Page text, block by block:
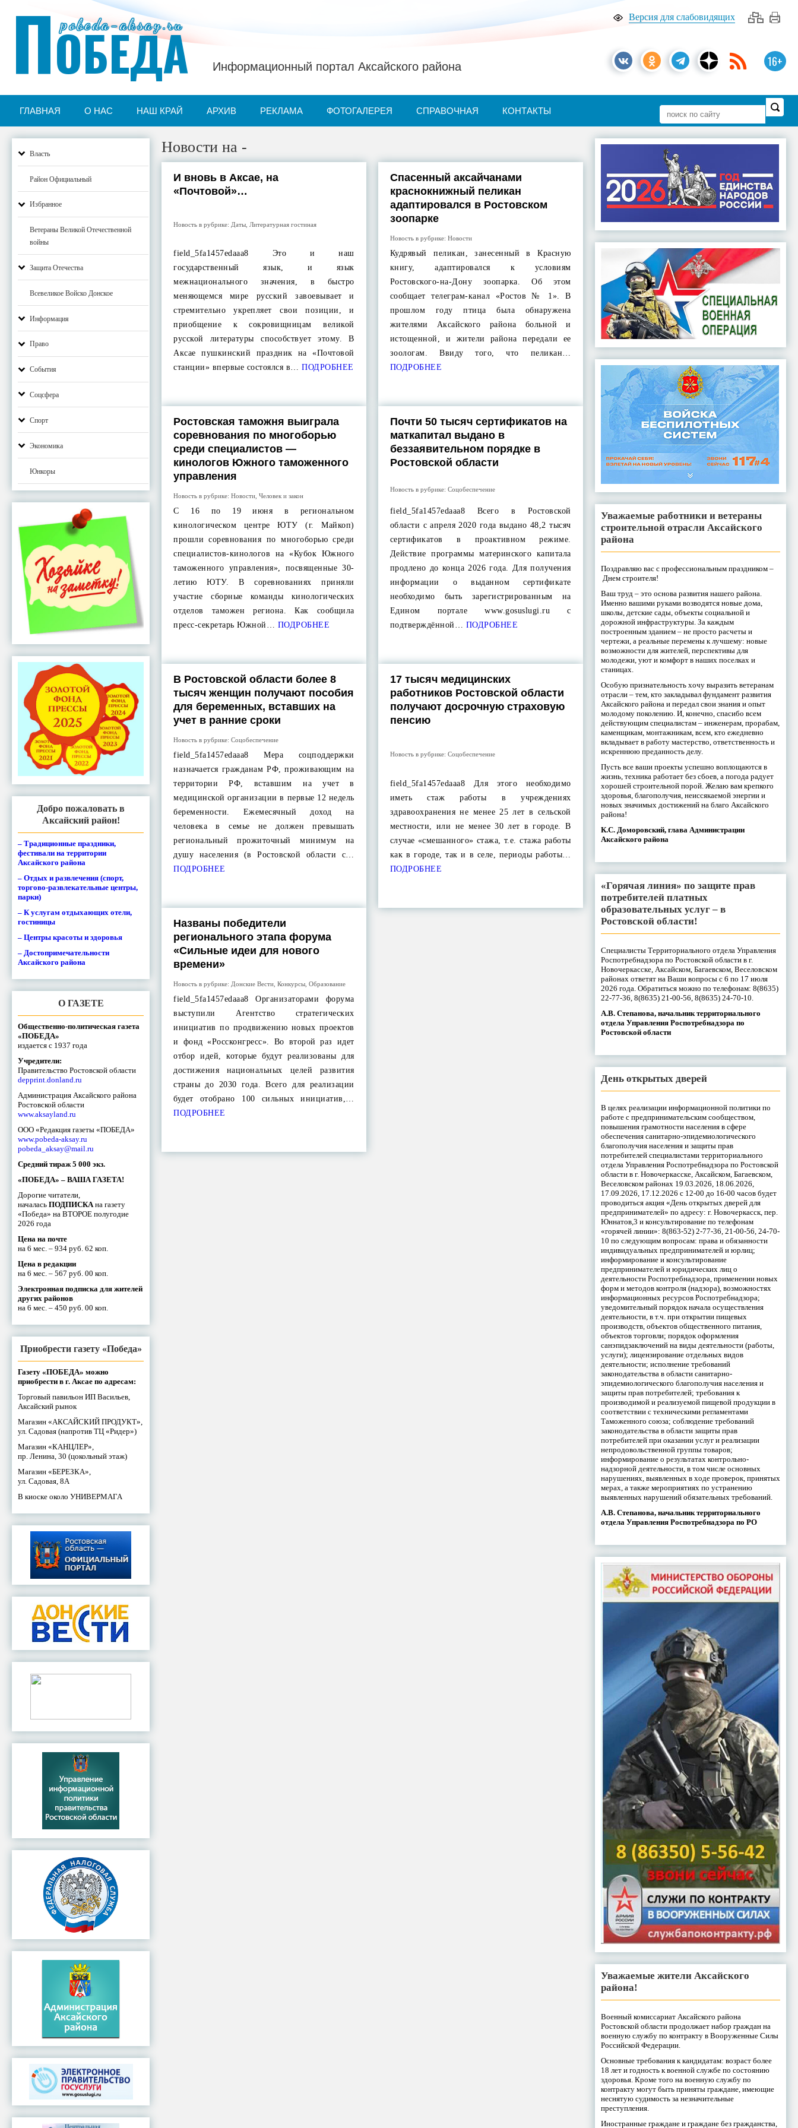
Версия для слабовидящих
16+
pobeda-aksay.ru
ПОБЕДА Информационный портал Аксайского района
ГЛАВНАЯ О НАС НАШ КРАЙ АРХИВ РЕКЛАМА ФОТОГАЛЕРЕЯ СПРАВОЧНАЯ КОНТАКТЫ
Власть
Район Официальный
Избранное
Ветераны Великой Отечественной
войны
Защита Отечества
Всевеликое Войско Донское
Информация
Право
События
Соцсфера
Спорт
Экономика
Юнкоры
Добро пожаловать в
Аксайский район!
– Традиционные праздники,
фестивали на территории
Аксайского района
– Отдых и развлечения (спорт,
торгово-развлекательные центры,
парки)
– К услугам отдыхающих отели,
гостиницы
– Центры красоты и здоровья
– Достопримечательности
Аксайского района
О ГАЗЕТЕ
Общественно-политическая газета
«ПОБЕДА»
издается с 1937 года
Учредители:
Правительство Ростовской области
depprint.donland.ru
Администрация Аксайского района
Ростовской области
www.aksayland.ru
ООО «Редакция газеты «ПОБЕДА»
www.pobeda-aksay.ru
pobeda_aksay@mail.ru
Средний тираж 5 000 экз.
«ПОБЕДА» – ВАША ГАЗЕТА!
Дорогие читатели,
началась ПОДПИСКА на газету
«Победа» на ВТОРОЕ полугодие
2026 года
Цена на почте
на 6 мес. – 934 руб. 62 коп.
Цена в редакции
на 6 мес. – 567 руб. 00 коп.
Электронная подписка для жителей
других районов
на 6 мес. – 450 руб. 00 коп.
Приобрести газету «Победа»
Газету «ПОБЕДА» можно
приобрести в г. Аксае по адресам:
Торговый павильон ИП Васильев,
Аксайский рынок
Магазин «АКСАЙСКИЙ ПРОДУКТ»,
ул. Садовая (напротив ТЦ «Ридер»)
Магазин «КАНЦЛЕР»,
пр. Ленина, 30 (цокольный этаж)
Магазин «БЕРЕЗКА»,
ул. Садовая, 8А
В киоске около УНИВЕРМАГА
Новости на -
И вновь в Аксае, на
«Почтовой»…
Новость в рубрике: Даты ,Литературная гостиная
field_5fa1457edaaa8 Это и наш
государственный язык, и язык
межнационального значения, в быстро
меняющемся мире русский завоевывает и
стремительно укрепляет свои позиции, и
приобщение к сокровищницам великой
русской литературы способствует этому. В
Аксае пушкинский праздник на «Почтовой
станции» впервые состоялся в… ПОДРОБНЕЕ
Спасенный аксайчанами
краснокнижный пеликан
адаптировался в Ростовском
зоопарке
Новость в рубрике: Новости
Кудрявый пеликан, занесенный в Красную
книгу, адаптировался к условиям
Ростовского-на-Дону зоопарка. Об этом
сообщает телеграм-канал «Ростов № 1». В
прошлом году птица была обнаружена
жителями Аксайского района больной и
истощенной, и жители района передали ее
зоологам. Ввиду того, что пеликан…
ПОДРОБНЕЕ
Ростовская таможня выиграла
соревнования по многоборью
среди специалистов —
кинологов Южного таможенного
управления
Новость в рубрике:Новости ,Человек и закон
С 16 по 19 июня в региональном
кинологическом центре ЮТУ (г. Майкоп)
прошли соревнования по многоборью среди
специалистов-кинологов на «Кубок Южного
таможенного управления», посвященные 30-
летию ЮТУ. В соревнованиях приняли
участие сборные команды кинологических
отделов таможен региона. Как сообщила
пресс-секретарь Южной… ПОДРОБНЕЕ
Почти 50 тысяч сертификатов на
маткапитал выдано в
беззаявительном порядке в
Ростовской области
Новость в рубрике: Соцобеспечение
field_5fa1457edaaa8 Всего в Ростовской
области с апреля 2020 года выдано 48,2 тысяч
сертификатов в проактивном режиме.
Действие программы материнского капитала
продлено до конца 2026 года. Для получения
информации о выданном сертификате
необходимо быть зарегистрированным на
Едином портале www.gosuslugi.ru с
подтверждённой… ПОДРОБНЕЕ
В Ростовской области более 8
тысяч женщин получают пособия
для беременных, вставших на
учет в ранние сроки
Новость в рубрике:Соцобеспечение
field_5fa1457edaaa8 Мера соцподдержки
назначается гражданам РФ, проживающим на
территории РФ, вставшим на учет в
медицинской организации в первые 12 недель
беременности. Ежемесячный доход на
человека в семье не должен превышать
региональный прожиточный минимум на
душу населения (в Ростовской области с…
ПОДРОБНЕЕ
17 тысяч медицинских
работников Ростовской области
получают досрочную страховую
пенсию
Новость в рубрике: Соцобеспечение
field_5fa1457edaaa8 Для этого необходимо
иметь стаж работы в учреждениях
здравоохранения не менее 25 лет в сельской
местности, или не менее 30 лет в городе. В
случае «смешанного» стажа, т.е. стажа работы
как в городе, так и в селе, периоды работы…
ПОДРОБНЕЕ
Названы победители
регионального этапа форума
«Сильные идеи для нового
времени»
Новость в рубрике: Донские Вести ,Конкурсы ,Образование
field_5fa1457edaaa8 Организаторами форума
выступили Агентство стратегических
инициатив по продвижению новых проектов
и фонд «Россконгресс». Во второй раз идет
отбор идей, которые будут реализованы для
достижения национальных целей развития
страны до 2030 года. Всего для реализации
будет отобрано 100 сильных инициатив,…
ПОДРОБНЕЕ
Уважаемые работники и ветераны
строительной отрасли Аксайского
района
Поздравляю вас с профессиональным праздником –
Днем строителя!
Ваш труд – это основа развития нашего района.
Именно вашими руками возводятся новые дома,
школы, детские сады, объекты социальной и
дорожной инфраструктуры. За каждым
построенным зданием – не просто расчеты и
чертежи, а реальные перемены к лучшему: новые
возможности для жителей, перспективы для
молодежи, уют и комфорт в наших поселках и
станицах.
Особую признательность хочу выразить ветеранам
отрасли – тем, кто закладывал фундамент развития
Аксайского района и передал свои знания и опыт
молодому поколению. И, конечно, спасибо всем
действующим специалистам – инженерам, прорабам,
каменщикам, монтажникам, всем, кто ежедневно
вкладывает в работу мастерство, ответственность и
искреннюю преданность делу.
Пусть все ваши проекты успешно воплощаются в
жизнь, техника работает без сбоев, а погода радует
хорошей строительной порой. Желаю вам крепкого
здоровья, благополучия, неиссякаемой энергии и
новых значимых достижений на благо Аксайского
района!
К.С. Доморовский, глава Администрации
Аксайского района
«Горячая линия» по защите прав
потребителей платных
образовательных услуг – в
Ростовской области!
Специалисты Территориального отдела Управления
Роспотребнадзора по Ростовской области в г.
Новочеркасске, Аксайском, Багаевском, Веселовском
районах ответят на Ваши вопросы с 6 по 17 июля
2026 года. Обратиться можно по телефонам: 8(8635)
22-77-36, 8(8635) 21-00-56, 8(8635) 24-70-10.
А.В. Степанова, начальник территориального
отдела Управления Роспотребнадзора по
Ростовской области
День открытых дверей
В целях реализации информационной политики по
работе с предпринимательским сообществом,
повышения грамотности населения в сфере
обеспечения санитарно-эпидемиологического
благополучия населения и защиты прав
потребителей специалистами территориального
отдела Управления Роспотребнадзора по Ростовской
области в г. Новочеркасске, Аксайском, Багаевском,
Веселовском районах 19.03.2026, 18.06.2026,
17.09.2026, 17.12.2026 с 12-00 до 16-00 часов будет
проводиться акция «День открытых дверей для
предпринимателей» по адресу: г. Новочеркасск, пер.
Юннатов,3 и консультирование по телефонам
«горячей линии»: 8(863-52) 2-77-36, 21-00-56, 24-70-
10 по следующим вопросам: права и обязанности
индивидуальных предпринимателей и юрлиц;
информирование и консультирование
предпринимателей и юридических лиц о
деятельности Роспотребнадзора, применении новых
форм и методов контроля (надзора), возможностях
информационных ресурсов Роспотребнадзора;
уведомительный порядок начала осуществления
деятельности, в т.ч. при открытии пищевых
производств, объектов общественного питания,
объектов торговли; порядок оформления
санэпидзаключений на виды деятельности (работы,
услуги); лицензирование отдельных видов
деятельности; исполнение требований
законодательства в области санитарно-
эпидемиологического благополучия населения и
защиты прав потребителей; требования к
производимой и реализуемой пищевой продукции в
соответствии с техническими регламентами
Таможенного союза; соблюдение требований
законодательства в области защиты прав
потребителей при оказании услуг и реализации
непродовольственной группы товаров;
информирование о результатах контрольно-
надзорной деятельности, в том числе основных
нарушениях, выявленных в ходе проверок, принятых
мерах, а также мероприятиях по устранению
выявленных нарушений обязательных требований.
А.В. Степанова, начальник территориального
отдела Управления Роспотребнадзора по РО
Уважаемые жители Аксайского
района!
Военный комиссариат Аксайского района
Ростовской области продолжает набор граждан на
военную службу по контракту в Вооруженные Силы
Российской Федерации.
Основные требования к кандидатам: возраст более
18 лет и годность к военной службе по состоянию
здоровья. Кроме того на военную службу по
контракту могут быть приняты граждане, имеющие
неснятую судимость за незначительные
преступления.
Иностранные граждане и граждане без гражданства,